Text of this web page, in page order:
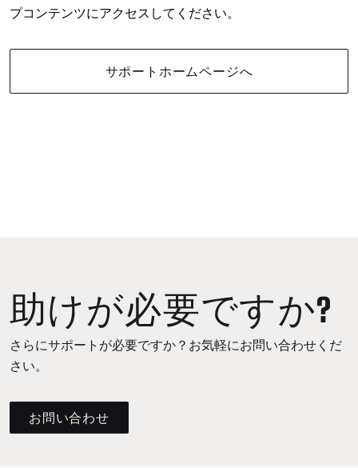
プコンテンツにアクセスしてください。
サポートホームページへ
助けが必要ですか?
さらにサポートが必要ですか？お気軽にお問い合わせくだ
さい。
お問い合わせ